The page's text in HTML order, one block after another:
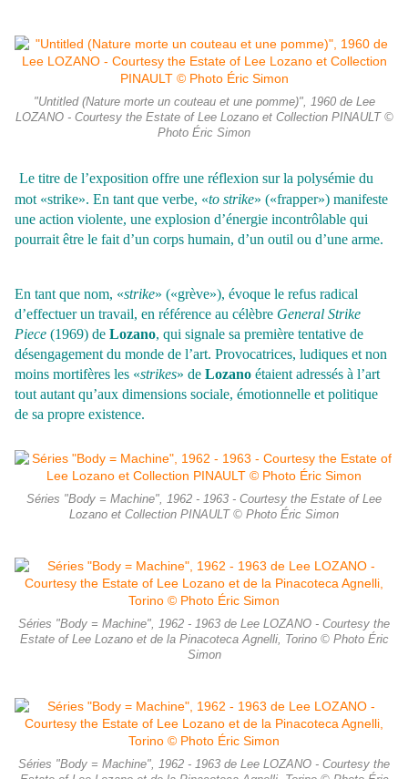
"Untitled (Nature morte un couteau et une pomme)", 1960 de Lee
LOZANO - Courtesy the Estate of Lee Lozano et Collection PINAULT ©
Photo Éric Simon
Le titre de l’exposition offre une réflexion sur la polysémie du
mot «strike». En tant que verbe, «to strike» («frapper») manifeste
une action violente, une explosion d’énergie incontrôlable qui
pourrait être le fait d’un corps humain, d’un outil ou d’une arme.
En tant que nom, «strike» («grève»), évoque le refus radical
d’effectuer un travail, en référence au célèbre General Strike
Piece (1969) de Lozano, qui signale sa première tentative de
désengagement du monde de l’art. Provocatrices, ludiques et non
moins mortifères les «strikes» de Lozano étaient adressés à l’art
tout autant qu’aux dimensions sociale, émotionnelle et politique
de sa propre existence.
Séries "Body = Machine", 1962 - 1963 - Courtesy the Estate of Lee
Lozano et Collection PINAULT © Photo Éric Simon
Séries "Body = Machine", 1962 - 1963 de Lee LOZANO - Courtesy the
Estate of Lee Lozano et de la Pinacoteca Agnelli, Torino © Photo Éric
Simon
Séries "Body = Machine", 1962 - 1963 de Lee LOZANO - Courtesy the